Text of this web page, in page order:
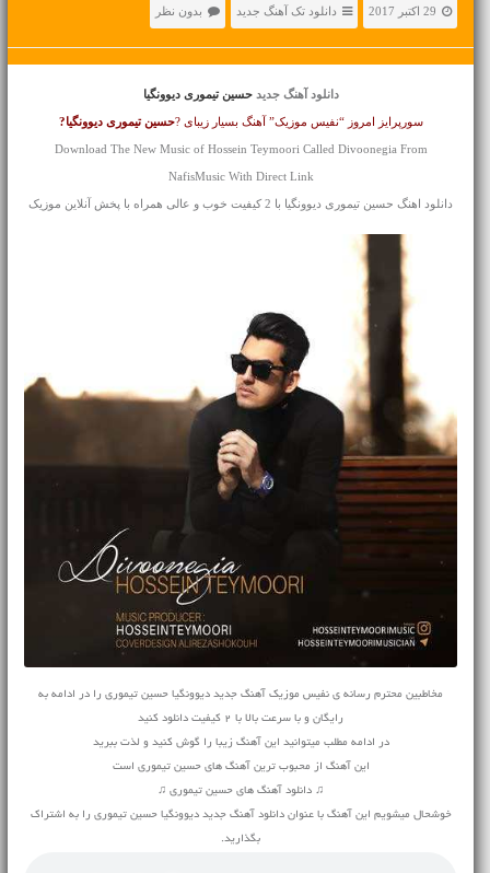
29 اکتبر 2017 دانلود تک آهنگ جدید بدون نظر
دانلود آهنگ جدید حسین تیموری دیوونگیا
سورپرایز امروز “نفیس موزیک” آهنگ بسیار زیبای ?حسین تیموری دیوونگیا?
Download The New Music of Hossein Teymoori Called Divoonegia From
NafisMusic With Direct Link
دانلود اهنگ حسین تیموری دیوونگیا با 2 کیفیت خوب و عالی همراه با پخش آنلاین موزیک
مخاطبین محترم رسانه ی نفیس موزیک آهنگ جدید دیوونگیا حسین تیموری را در ادامه به
رایگان و با سرعت بالا با 2 کیفیت دانلود کنید
در ادامه مطلب میتوانید این آهنگ زیبا را گوش کنید و لذت ببرید
این آهنگ از محبوب ترین آهنگ های حسین تیموری است
♫ دانلود آهنگ های حسین تیموری ♫
خوشحال میشویم این آهنگ با عنوان دانلود آهنگ جدید دیوونگیا حسین تیموری را به اشتراک
بگذارید.